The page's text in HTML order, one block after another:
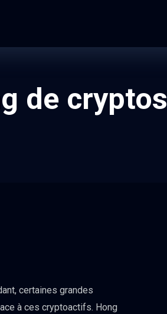
de cryptos
certaines grandes
à ces cryptoactifs. Hong